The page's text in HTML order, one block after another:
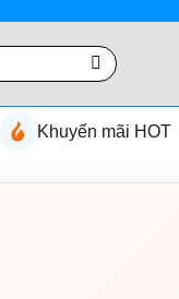
Khuyến mãi HOT